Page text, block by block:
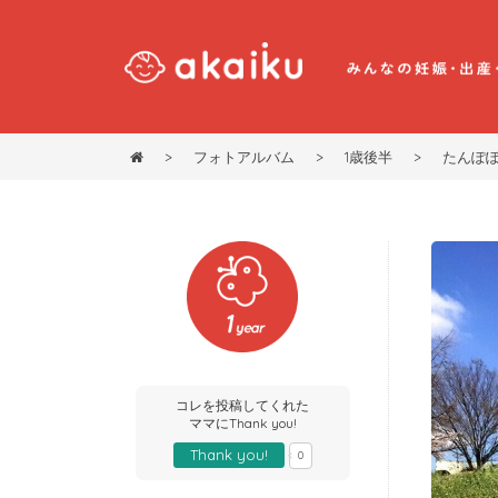
> フォトアルバム > 1歳後半 > たんぽ
コレを投稿してくれた
ママにThank you!
Thank you! 0